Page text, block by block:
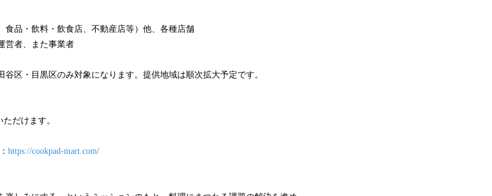
食品・飲料・飲食店、不動産店等）他、各種店舗
営者、また事業者
区・目黒区のみ対象になります。提供地域は順次拡大予定です。
だけます。
https://cookpad-mart.com/